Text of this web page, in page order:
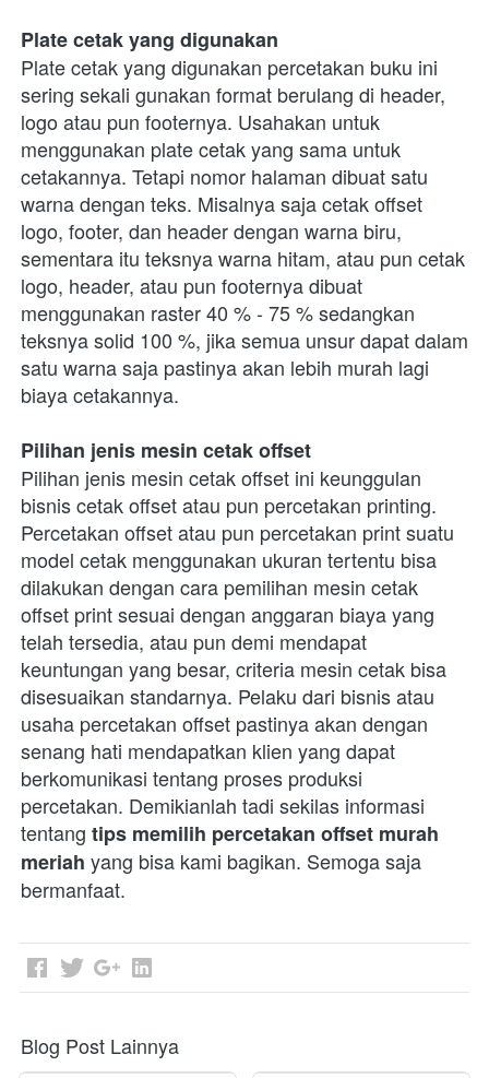
Plate cetak yang digunakan
Plate cetak yang digunakan percetakan buku ini
sering sekali gunakan format berulang di header,
logo atau pun footernya. Usahakan untuk
menggunakan plate cetak yang sama untuk
cetakannya. Tetapi nomor halaman dibuat satu
warna dengan teks. Misalnya saja cetak offset
logo, footer, dan header dengan warna biru,
sementara itu teksnya warna hitam, atau pun cetak
logo, header, atau pun footernya dibuat
menggunakan raster 40 % - 75 % sedangkan
teksnya solid 100 %, jika semua unsur dapat dalam
satu warna saja pastinya akan lebih murah lagi
biaya cetakannya.
Pilihan jenis mesin cetak offset
Pilihan jenis mesin cetak offset ini keunggulan
bisnis cetak offset atau pun percetakan printing.
Percetakan offset atau pun percetakan print suatu
model cetak menggunakan ukuran tertentu bisa
dilakukan dengan cara pemilihan mesin cetak
offset print sesuai dengan anggaran biaya yang
telah tersedia, atau pun demi mendapat
keuntungan yang besar, criteria mesin cetak bisa
disesuaikan standarnya. Pelaku dari bisnis atau
usaha percetakan offset pastinya akan dengan
senang hati mendapatkan klien yang dapat
berkomunikasi tentang proses produksi
percetakan. Demikianlah tadi sekilas informasi
tentang tips memilih percetakan offset murah
meriah yang bisa kami bagikan. Semoga saja
bermanfaat.
Blog Post Lainnya